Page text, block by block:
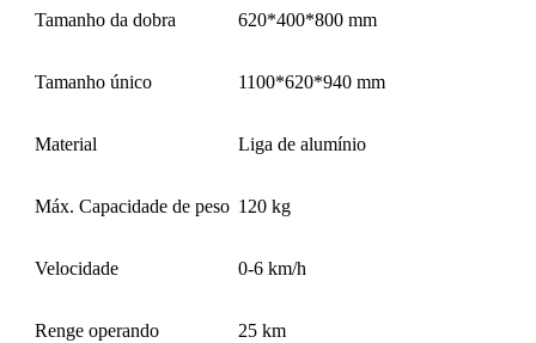
Tamanho da dobra 620*400*800 mm
Tamanho único 1100*620*940 mm
Material Liga de alumínio
Máx. Capacidade de peso 120 kg
Velocidade 0-6 km/h
Renge operando 25 km